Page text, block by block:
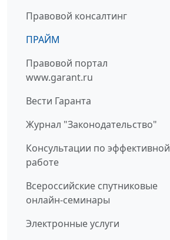
Правовой консалтинг
ПРАЙМ
Правовой портал
www.garant.ru
Вести Гаранта
Журнал "Законодательство"
Консультации по эффективной
работе
Всероссийские спутниковые
онлайн-семинары
Электронные услуги